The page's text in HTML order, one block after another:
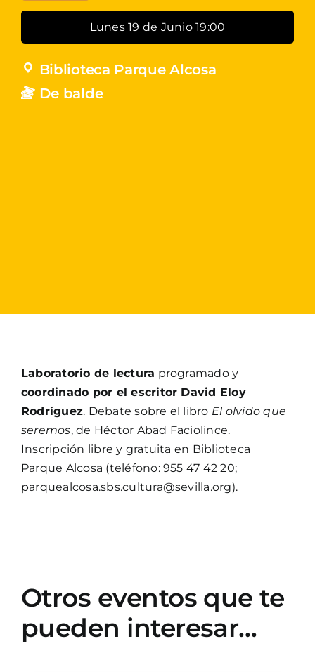
Lunes 19 de Junio 19:00
Biblioteca Parque Alcosa
De balde
Laboratorio de lectura programado y
coordinado por el escritor David Eloy
Rodríguez. Debate sobre el libro El olvido que
seremos, de Héctor Abad Faciolince.
Inscripción libre y gratuita en Biblioteca
Parque Alcosa (teléfono: 955 47 42 20;
parquealcosa.sbs.cultura@sevilla.org).
Otros eventos que te
pueden interesar…